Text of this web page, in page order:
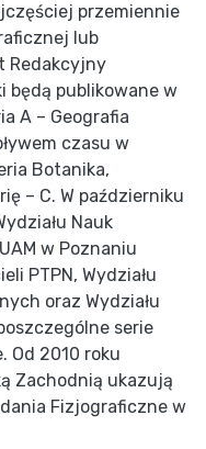
przemiennie
lub
Redakcyjny
będą publikowane w
A – Geografia
czasu w
Botanika,
– C. W październiku
Nauk
w Poznaniu
PTPN, Wydziału
oraz Wydziału
serie
Od 2010 roku
Zachodnią ukazują
Fizjograficzne w